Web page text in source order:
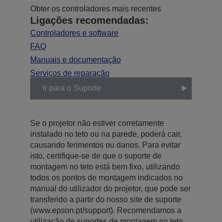
Obter os controladores mais recentes
Ligações recomendadas:
Controladores e software
FAQ
Manuais e documentação
Serviços de reparação
Ir para o Suporte
Se o projetor não estiver corretamente
instalado no teto ou na parede, poderá cair,
causando ferimentos ou danos. Para evitar
isto, certifique-se de que o suporte de
montagem no teto está bem fixo, utilizando
todos os pontos de montagem indicados no
manual do utilizador do projetor, que pode ser
transferido a partir do nosso site de suporte
(www.epson.pt/support). Recomendamos a